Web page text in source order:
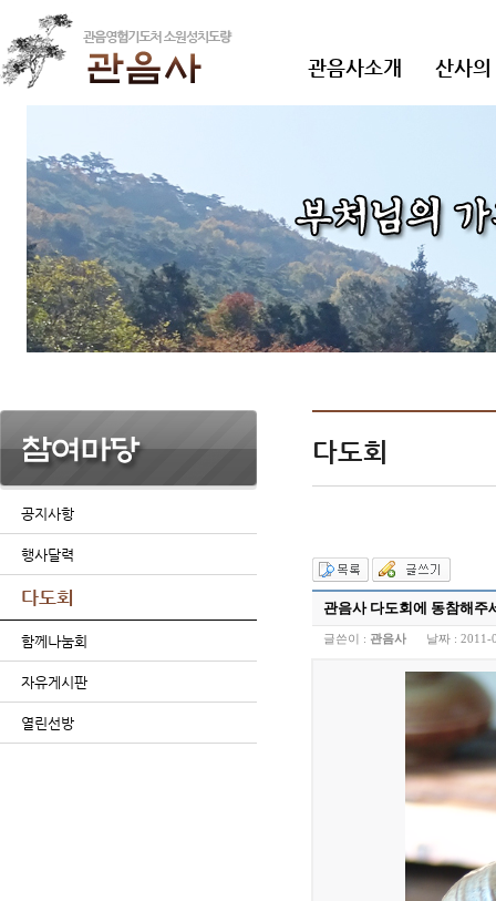
관음사소개 산사
공지사항
행사달력
다도회
함께나눔회
자유게시판
열린선방
다도회
관음사 다도회에 동참해주
글쓴이 : 관음사 날짜 : 2011-